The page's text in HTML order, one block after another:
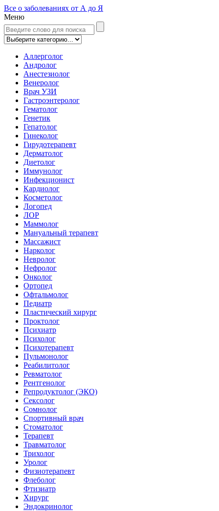
Все о заболеваниях от А до Я
Меню
Аллерголог
Андролог
Анестезиолог
Венеролог
Врач УЗИ
Гастроэнтеролог
Гематолог
Генетик
Гепатолог
Гинеколог
Гирудотерапевт
Дерматолог
Диетолог
Иммунолог
Инфекционист
Кардиолог
Косметолог
Логопед
ЛОР
Маммолог
Мануальный терапевт
Массажист
Нарколог
Невролог
Нефролог
Онколог
Ортопед
Офтальмолог
Педиатр
Пластический хирург
Проктолог
Психиатр
Психолог
Психотерапевт
Пульмонолог
Реабилитолог
Ревматолог
Рентгенолог
Репродуктолог (ЭКО)
Сексолог
Сомнолог
Спортивный врач
Стоматолог
Терапевт
Травматолог
Трихолог
Уролог
Физиотерапевт
Флеболог
Фтизиатр
Хирург
Эндокринолог